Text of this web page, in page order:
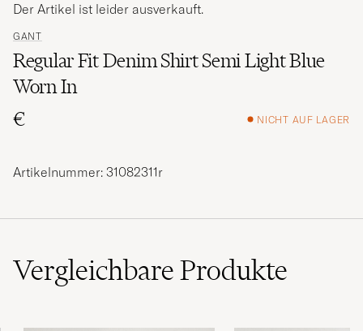
GANT
Regular Fit Denim Shirt Semi Light Blue
Worn In
€
NICHT AUF LAGER
Der Artikel ist leider ausverkauft.
Artikelnummer: 31082311r
VergleichbareProdukte